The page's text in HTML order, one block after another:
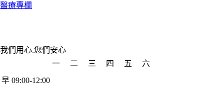
醫療專欄
我們用心.您們安心
一
二 三 四 五
六
早 09:00-12:00